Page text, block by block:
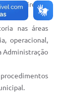
Direta e
nas áreas
operacional,
Administração